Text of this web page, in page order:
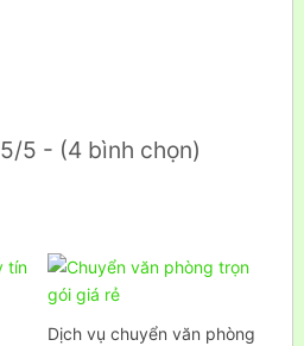
5/5 - (4 bình chọn)
Dịch vụ chuyển văn phòng